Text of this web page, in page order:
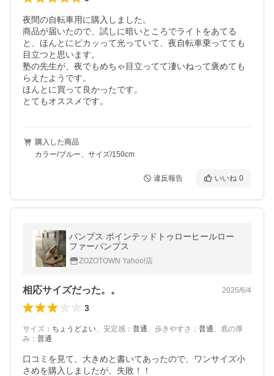
夜間の自転車用に購入しました。
商品が届いたので、試しに暗いところでライトをあてる
と、ほんとにピカッって光っていて、夜自転車乗ってても
目立つと思います。
塾の先生が、夜でもめちゃ目立ってて凄いねって褒めても
らえたようです。
ほんとに買って良かったです。
とてもオススメです。
購入した商品
カラー/ブルー、サイズ/150cm
違反報告 いいね 0
パンプス ポインテッドトゥローヒールロー
ファーパンプス
ZOZOTOWN Yahoo!店
相応サイズだった。。 2025/6/4
3
サイズ ： ちょうどよい、 安定感 ： 普通、 歩きやすさ ： 普通、 底の厚
み ： 普通
口コミを見て、大きめと書いてあったので、ワンサイズ小
さめを購入しましたが、失敗！！